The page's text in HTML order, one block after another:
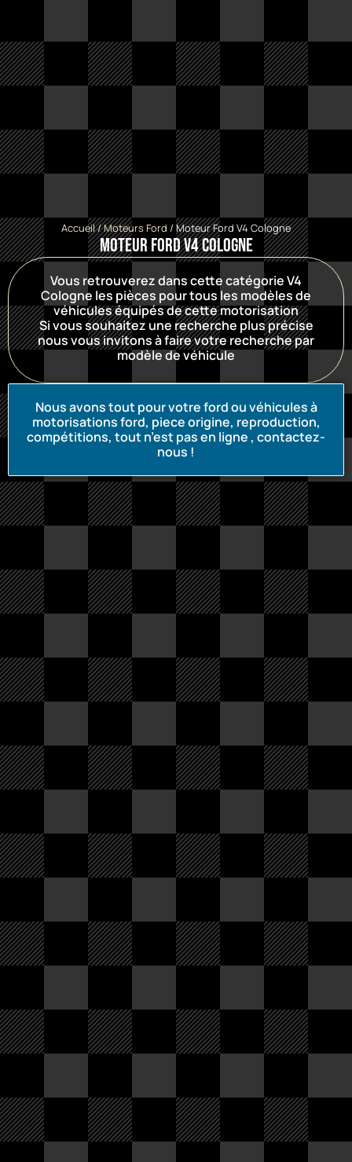
Accueil/Moteurs Ford / Moteur Ford V4 Cologne
Moteur Ford V4 Cologne
Vous retrouverez dans cette catégorie V4
Cologne les pièces pour tous les modèles de
véhicules équipés de cette motorisation
Si vous souhaitez une recherche plus précise
nous vous invitons à faire votre recherche par
modèle de véhicule
Nous avons tout pour votre ford ou véhicules à
motorisations ford, piece origine, reproduction,
compétitions, tout n’est pas en ligne , contactez-
nous !